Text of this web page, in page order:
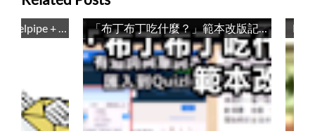
圖片上傳與Plurk貼圖的好工具：ZScreen與ImageShack